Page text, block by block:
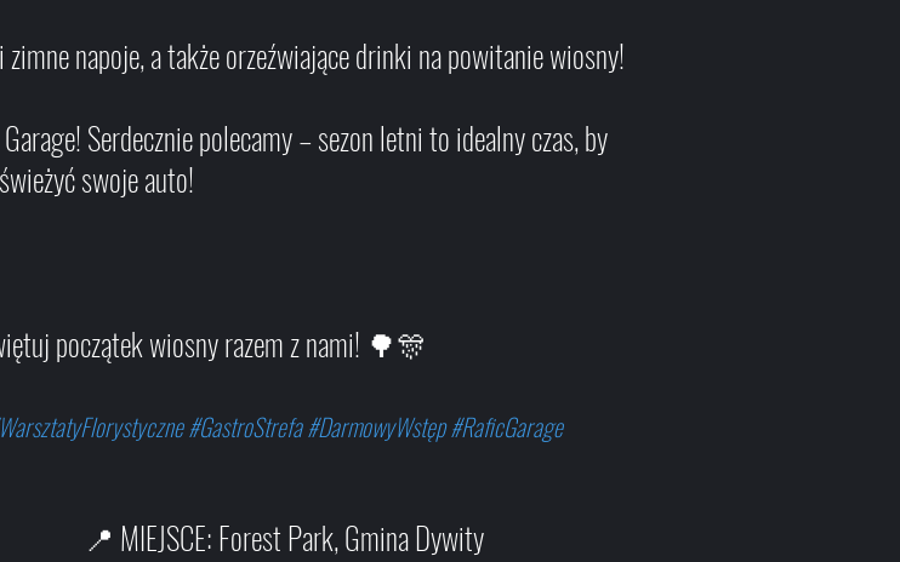
zimne napoje, a także orzeźwiające drinki na powitanie wiosny!
Serdecznie polecamy – sezon letni to idealny czas, by
swoje auto!
początek wiosny razem z nami! 🌳🎊
#GastroStrefa #DarmowyWstęp #RaficGarage
📍 MIEJSCE: Forest Park, Gmina Dywity